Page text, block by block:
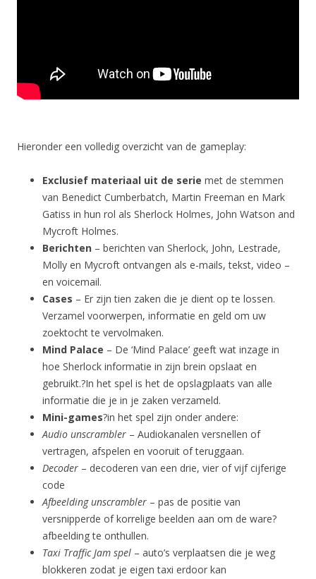
Hieronder een volledig overzicht van de gameplay:
Exclusief materiaal uit de serie met de stemmen
van Benedict Cumberbatch, Martin Freeman en Mark
Gatiss in hun rol als Sherlock Holmes, John Watson and
Mycroft Holmes.
Berichten – berichten van Sherlock, John, Lestrade,
Molly en Mycroft ontvangen als e-mails, tekst, video –
en voicemail.
Cases – Er zijn tien zaken die je dient op te lossen.
Verzamel voorwerpen, informatie en geld om uw
zoektocht te vervolmaken.
Mind Palace – De ‘Mind Palace’ geeft wat inzage in
hoe Sherlock informatie in zijn brein opslaat en
gebruikt.?In het spel is het de opslagplaats van alle
informatie die je in je zaken verzameld.
Mini-games?in het spel zijn onder andere:
Audio unscrambler – Audiokanalen versnellen of
vertragen, afspelen en vooruit of teruggaan.
Decoder – decoderen van een drie, vier of vijf cijferige
code
Afbeelding unscrambler – pas de positie van
versnipperde of korrelige beelden aan om de ware?
afbeelding te onthullen.
Taxi Traffic Jam spel – auto’s verplaatsen die je weg
blokkeren zodat je eigen taxi erdoor kan